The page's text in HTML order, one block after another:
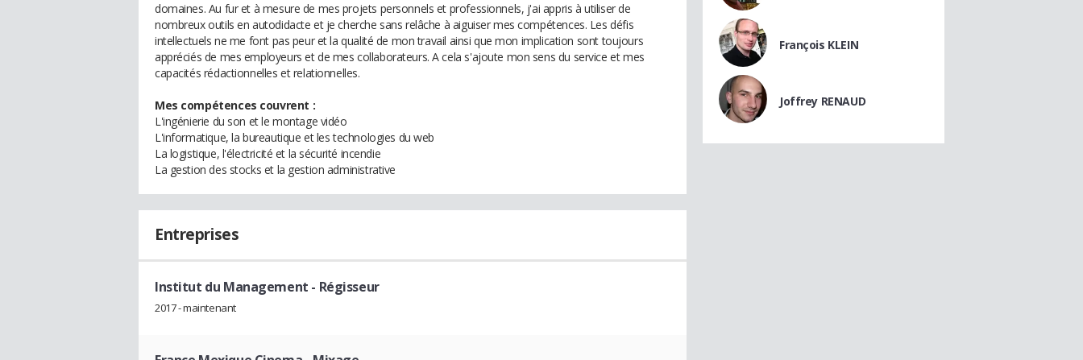
domaines. Au fur et à mesure de mes projets personnels et professionnels, j'ai appris à utiliser de
nombreux outils en autodidacte et je cherche sans relâche à aiguiser mes compétences. Les défis
intellectuels ne me font pas peur et la qualité de mon travail ainsi que mon implication sont toujours
appréciés de mes employeurs et de mes collaborateurs. A cela s'ajoute mon sens du service et mes
capacités rédactionnelles et relationnelles.
Mes compétences couvrent :
L'ingénierie du son et le montage vidéo
L'informatique, la bureautique et les technologies du web
La logistique, l'électricité et la sécurité incendie
La gestion des stocks et la gestion administrative
Entreprises
Institut du Management - Régisseur
2017 - maintenant
François KLEIN
Joffrey RENAUD